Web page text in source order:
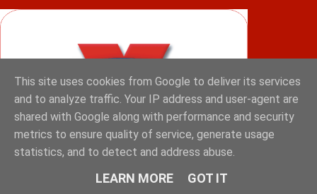
This site uses cookies from Google to deliver its services
and to analyze traffic. Your IP address and user-agent are
shared with Google along with performance and security
metrics to ensure quality of service, generate usage
statistics, and to detect and address abuse.
LEARN MORE GOT IT